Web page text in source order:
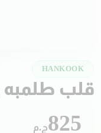
HANKOOK
قلب طلمبه
825ج.م